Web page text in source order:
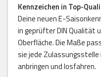
Kennzeichen in Top-
Deine neuen E-
in geprüfter DIN Qualität
Oberfläche. Die Maße
sie jede Zulassungsstelle
anbringen und losfahren.